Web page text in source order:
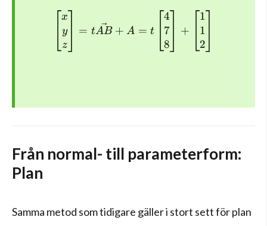
\left[ \begin{matrix} x
x
y
z
= tAB + A = t
4
7
8
+
1
1
2
Från normal- till parameterform:
Plan
Samma metod som tidigare gäller i stort sett för plan